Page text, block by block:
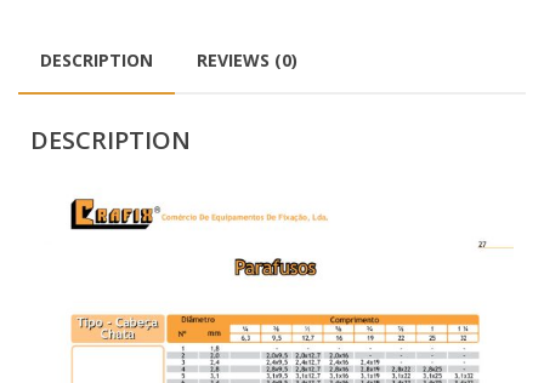
DESCRIPTION REVIEWS (0)
DESCRIPTION